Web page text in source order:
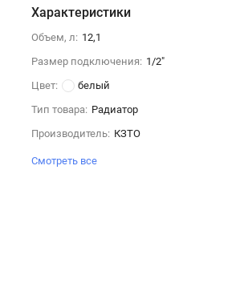
Характеристики
Объем, л: 12,1
Размер подключения: 1/2"
Цвет:
белый
Тип товара: Радиатор
Производитель: КЗТО
Смотреть все